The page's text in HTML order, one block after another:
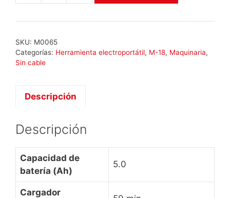
502X
SKU: M0065
Categorías: Herramienta electroportátil, M-18, Maquinaria,
Sin cable
Descripción
Descripción
Capacidad de
batería (Ah)
5.0
Cargador